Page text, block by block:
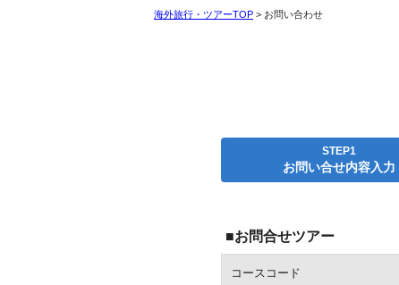
海外旅行・ツアーTOP お問い合わせ
STEP1
お問い合せ内容入力
■お問合せツアー
コースコード